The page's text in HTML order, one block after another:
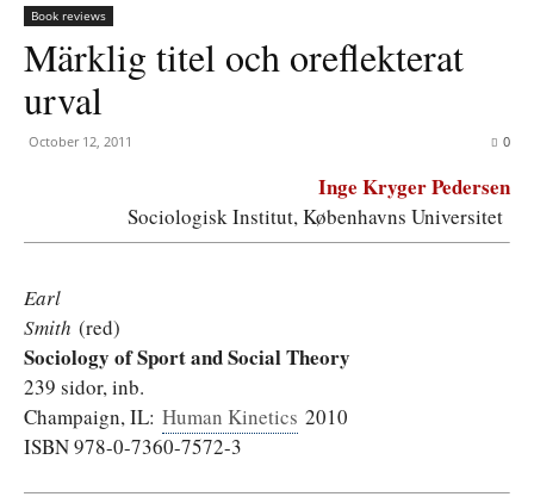
Book reviews
Märklig titel och oreflekterat
urval
October 12, 2011 0
Inge Kryger Pedersen
Sociologisk Institut, Københavns Universitet
Earl
Smith (red)
Sociology of Sport and Social Theory
239 sidor, inb.
Champaign, IL: Human Kinetics 2010
ISBN 978-0-7360-7572-3